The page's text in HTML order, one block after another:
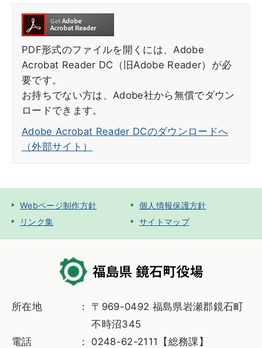
PDF形式のファイルを開くには、Adobe
Acrobat Reader DC（旧Adobe Reader）が必
要です。
お持ちでない方は、Adobe社から無償でダウン
ロードできます。
Adobe Acrobat Reader DCのダウンロードへ
（外部サイト）
Webページ制作方針
個人情報保護方針
リンク集
サイトマップ
所在地
〒969-0492 福島県岩瀬郡鏡石町
不時沼345
電話
0248-62-2111【総務課】